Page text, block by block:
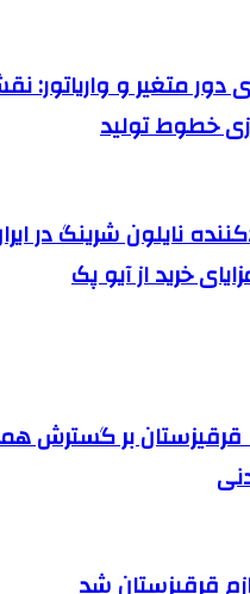
متغیر و واریاتور:
خطوط تولید
نایلون شرینگ در
خرید از آیو پک
و قرقیزستان بر گسترش
قرقیزستان شد